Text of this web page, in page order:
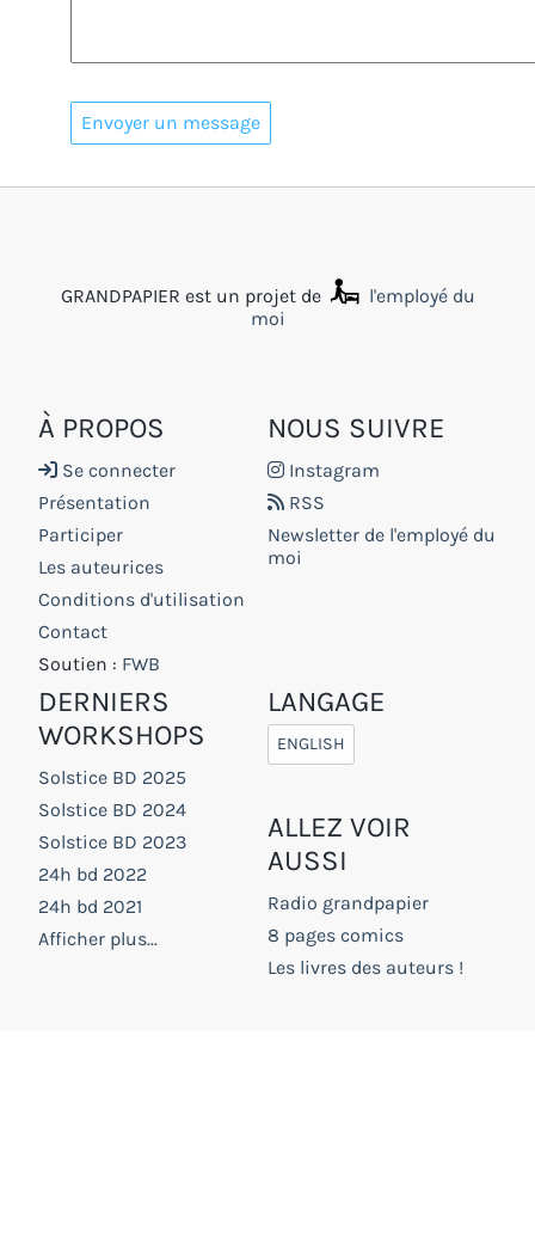
GRANDPAPIER est un projet de
l'employé du
moi
À PROPOS
Se connecter
Présentation
Participer
Les auteurices
Conditions d'utilisation
Contact
Soutien : FWB
NOUS SUIVRE
Instagram
RSS
Newsletter de l'employé du
moi
DERNIERS
WORKSHOPS
Solstice BD 2025
Solstice BD 2024
Solstice BD 2023
24h bd 2022
24h bd 2021
Afficher plus...
LANGAGE
ENGLISH
ALLEZ VOIR
AUSSI
Radio grandpapier
8 pages comics
Les livres des auteurs !